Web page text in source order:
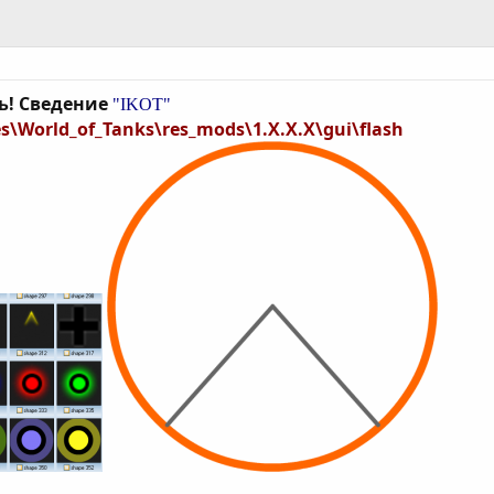
Сведение "IKOT"